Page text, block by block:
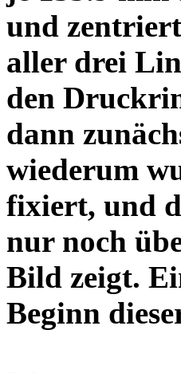
und
aller drei
den
dann
wiederum
fixiert, und
nur noch
Bild zeigt.
Beginn